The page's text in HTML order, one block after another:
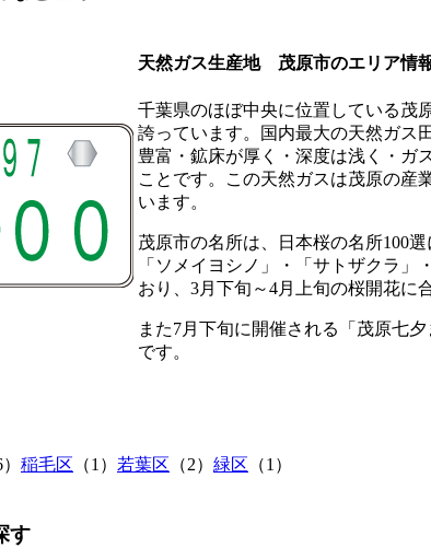
天然ガス生産地 茂原市のエリア情
千葉県のほぼ中央に位置している茂
誇っています。国内最大の天然ガス
豊富・鉱床が厚く・深度は浅く・ガ
ことです。この天然ガスは茂原の産
います。
茂原市の名所は、日本桜の名所100
「ソメイヨシノ」・「サトザクラ」
おり、3月下旬～4月上旬の桜開花に
また7月下旬に開催される「茂原七
です。
稲毛区 （1） 若葉区 （2） 緑区 （1）
す